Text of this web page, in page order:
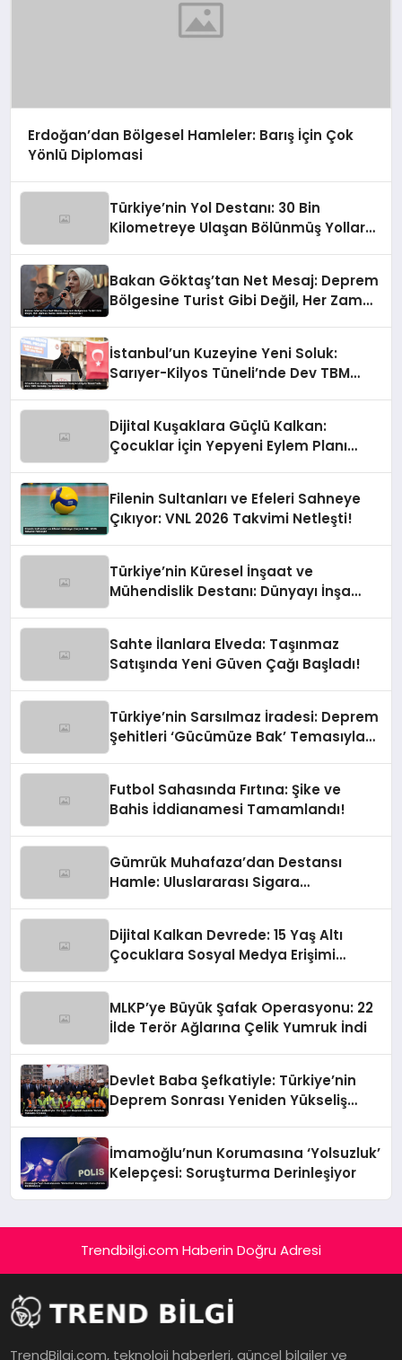
Erdoğan’dan Bölgesel Hamleler: Barış İçin Çok
Yönlü Diplomasi
Türkiye’nin Yol Destanı: 30 Bin
Kilometreye Ulaşan Bölünmüş Yollar
Bakan Göktaş’tan Net Mesaj: Deprem
Bölgesine Turist Gibi Değil, Her Zaman
İstanbul’un Kuzeyine Yeni Soluk:
Sarıyer-Kilyos Tüneli’nde Dev TBM
Dijital Kuşaklara Güçlü Kalkan:
Çocuklar İçin Yepyeni Eylem Planı
Filenin Sultanları ve Efeleri Sahneye
Çıkıyor: VNL 2026 Takvimi Netleşti!
Türkiye’nin Küresel İnşaat ve
Mühendislik Destanı: Dünyayı İnşa
Sahte İlanlara Elveda: Taşınmaz
Satışında Yeni Güven Çağı Başladı!
Türkiye’nin Sarsılmaz İradesi: Deprem
Şehitleri ‘Gücümüze Bak’ Temasıyla
Futbol Sahasında Fırtına: Şike ve
Bahis İddianamesi Tamamlandı!
Gümrük Muhafaza’dan Destansı
Hamle: Uluslararası Sigara
Dijital Kalkan Devrede: 15 Yaş Altı
Çocuklara Sosyal Medya Erişimi
MLKP’ye Büyük Şafak Operasyonu: 22
İlde Terör Ağlarına Çelik Yumruk İndi
Devlet Baba Şefkatiyle: Türkiye’nin
Deprem Sonrası Yeniden Yükseliş
İmamoğlu’nun Korumasına ‘Yolsuzluk’
Kelepçesi: Soruşturma Derinleşiyor
Trendbilgi.com Haberin Doğru Adresi
TrendBilgi.com, teknoloji haberleri, güncel bilgiler ve